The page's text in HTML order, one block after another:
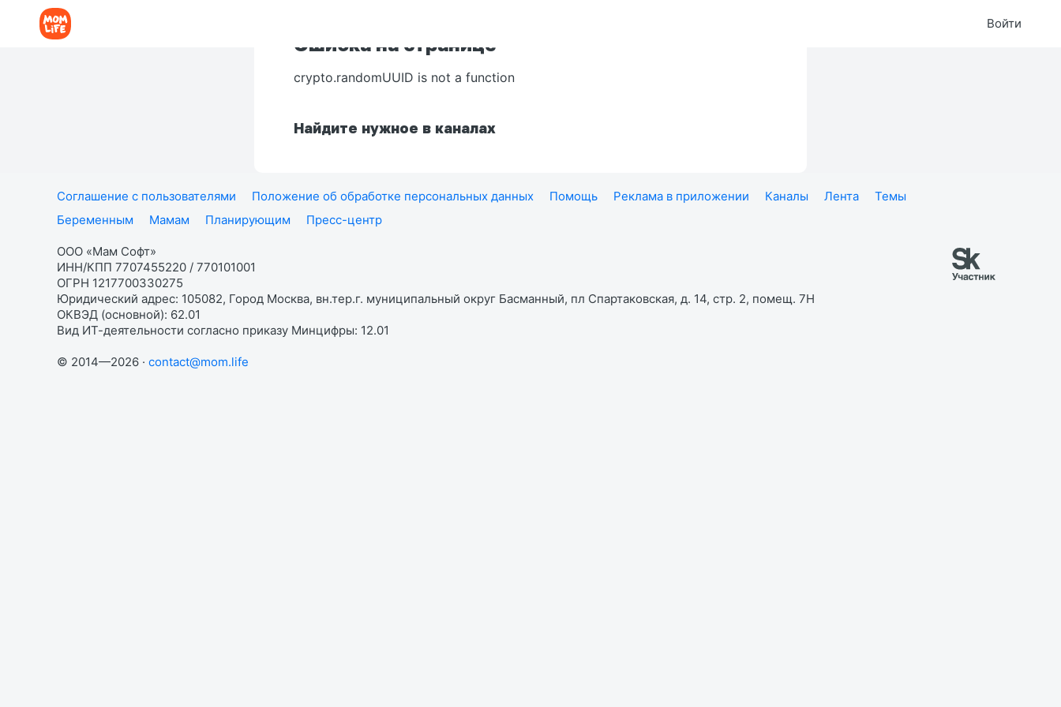
Войти
Ошибка на странице
crypto.randomUUID is not a function
Найдите нужное в каналах
Соглашение с пользователями Положение об обработке персональных данных Помощь Реклама в приложении Каналы Лента
Темы
Беременным
Мамам Планирующим Пресс-центр
ООО «Мам Софт»
ИНН/КПП 7707455220 / 770101001
ОГРН 1217700330275
Юридический адрес: 105082, Город Москва, вн.тер.г. муниципальный округ Басманный, пл Спартаковская, д. 14, стр. 2, помещ. 7Н
ОКВЭД (основной): 62.01
Вид ИТ-деятельности согласно приказу Минцифры: 12.01
© 2014—2026 · contact@mom.life